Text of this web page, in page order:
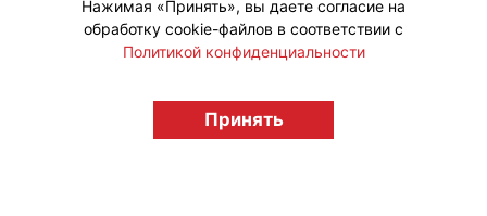
licensingrussia.ru, 2009-2026 12+
Нажимая «Принять», вы даете согласие на
обработку cookie-файлов в соответствии с
Политикой конфиденциальности
Принять